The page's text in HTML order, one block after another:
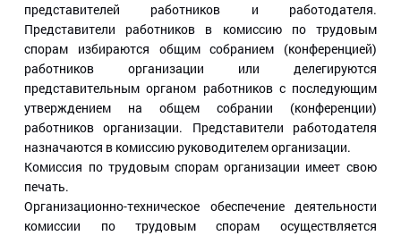
представителей работников и работодателя.
Представители работников в комиссию по трудовым
спорам избираются общим собранием (конференцией)
работников организации или делегируются
представительным органом работников с последующим
утверждением на общем собрании (конференции)
работников организации. Представители работодателя
назначаются в комиссию руководителем организации.
Комиссия по трудовым спорам организации имеет свою
печать.
Организационно-техническое обеспечение деятельности
комиссии по трудовым спорам осуществляется